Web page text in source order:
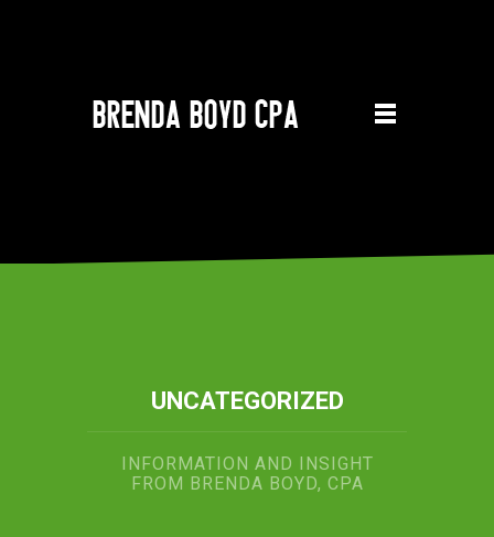
UNCATEGORIZED
INFORMATION AND INSIGHT
FROM BRENDA BOYD, CPA